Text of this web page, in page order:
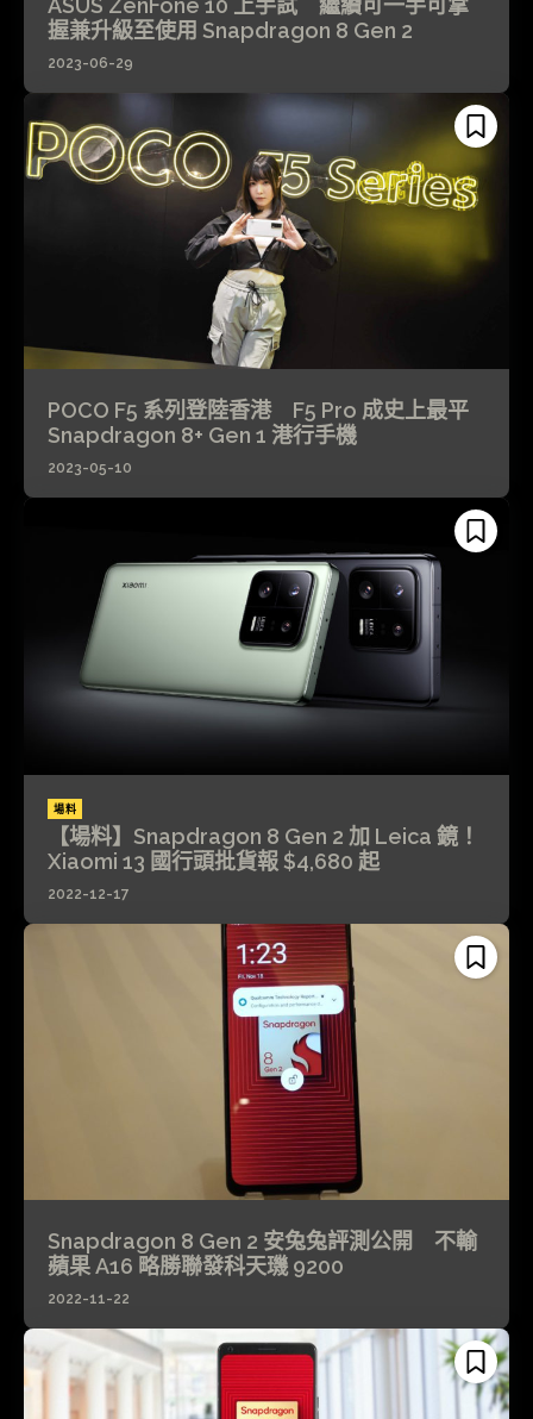
ASUS ZenFone 10 上手試 繼續可一手可掌
握兼升級至使用 Snapdragon 8 Gen 2
2023-06-29
POCO F5 系列登陸香港 F5 Pro 成史上最平
Snapdragon 8+ Gen 1 港行手機
2023-05-10
場料
【場料】Snapdragon 8 Gen 2 加 Leica 鏡！
Xiaomi 13 國行頭批貨報 $4,680 起
2022-12-17
Snapdragon 8 Gen 2 安兔兔評測公開 不輸
蘋果 A16 略勝聯發科天璣 9200
2022-11-22